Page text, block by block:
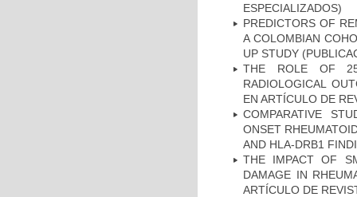
ESPECIALIZADOS)
PREDICTORS OF
A COLOMBIAN
UP STUDY
THE ROLE OF
RADIOLOGICAL
EN ARTÍCULO DE
COMPARATIVE
ONSET
AND HLA-DRB1
THE IMPACT OF
DAMAGE IN
ARTÍCULO DE